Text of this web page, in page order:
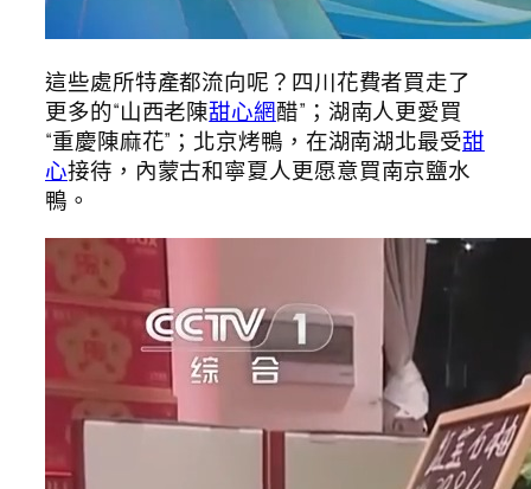
這些處所特產都流向呢？四川花費者買走了
更多的“山西老陳甜心網醋”；湖南人更愛買
“重慶陳麻花”；北京烤鴨，在湖南湖北最受甜
心接待，內蒙古和寧夏人更愿意買南京鹽水
鴨。